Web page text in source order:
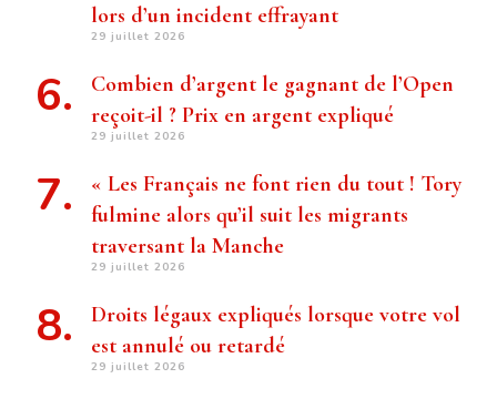
lors d’un incident effrayant
29 juillet 2026
Combien d’argent le gagnant de l’Open
reçoit-il ? Prix ​​en argent expliqué
29 juillet 2026
« Les Français ne font rien du tout ! Tory
fulmine alors qu’il suit les migrants
traversant la Manche
29 juillet 2026
Droits légaux expliqués lorsque votre vol
est annulé ou retardé
29 juillet 2026